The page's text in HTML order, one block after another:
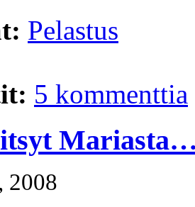
Pelastus
5 kommenttia
2008